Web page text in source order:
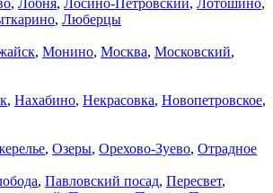
, Люберцы
, Монино, Москва, Московский,
, Нахабино, Некрасовка, Новопетровское,
, Озеры, Орехово-Зуево, Отрадное
, Павловский посад, Пересвет,